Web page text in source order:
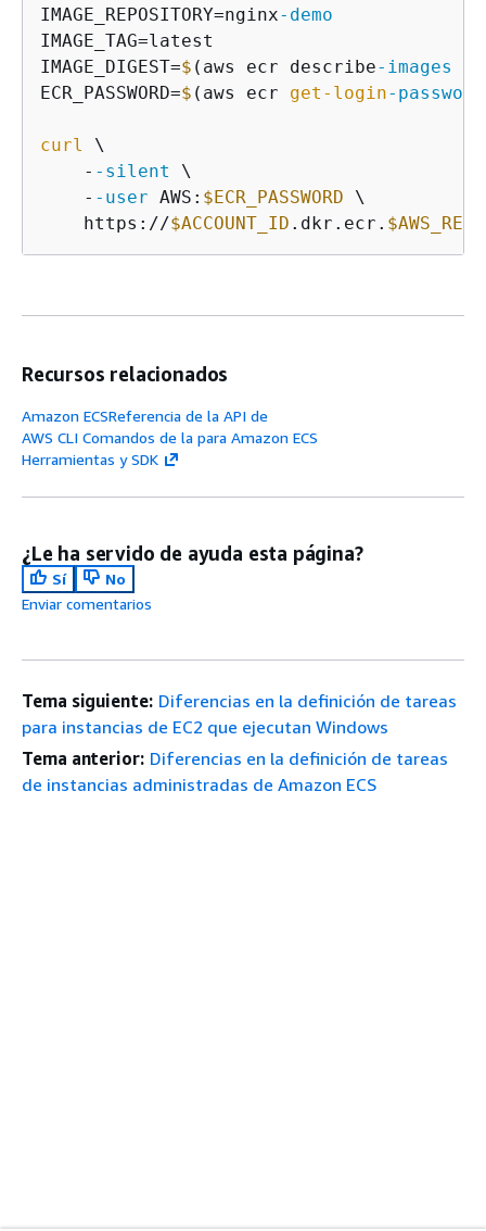
IMAGE_REPOSITORY=nginx-demo
IMAGE_TAG=latest
IMAGE_DIGEST=$ (aws ecr describe-images
ECR_PASSWORD=$ (aws ecr get-login-password
curl
\
    -
-silent
\
    -
-user AWS: $ECR_PASSWORD \
    https://
$ACCOUNT_ID .dkr.ecr.
Recursos relacionados
Amazon ECSReferencia de la API de
AWS CLI Comandos de la para Amazon ECS
Herramientas y SDK
¿Le ha servido de ayuda esta página?
Sí
No
Enviar comentarios
Tema siguiente: Diferencias en la definición de tareas
para instancias de EC2 que ejecutan Windows
Tema anterior: Diferencias en la definición de tareas
de instancias administradas de Amazon ECS